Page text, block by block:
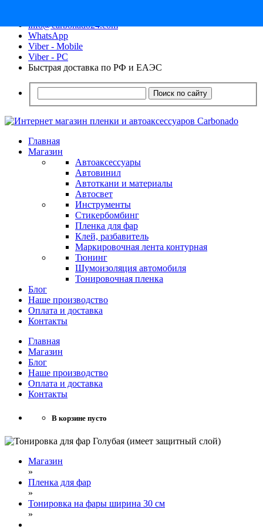
info@carbonado24.com
WhatsApp
Viber - Mobile
Viber - PC
Быстрая доставка по РФ и ЕАЭС
Поиск по сайту
Главная
Магазин
Автоаксессуары
Автовинил
Автоткани и материалы
Автосвет
Инструменты
Стикербомбинг
Пленка для фар
Клей, разбавитель
Маркировочная лента контурная
Тюнинг
Шумоизоляция автомобиля
Тонировочная пленка
Блог
Наше производство
Оплата и доставка
Контакты
Главная
Магазин
Блог
Наше производство
Оплата и доставка
Контакты
В корзине пусто
Магазин
»
Пленка для фар
»
Тонировка на фары ширина 30 см
»